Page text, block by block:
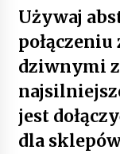
Używaj
dziwnymi
jest
dla